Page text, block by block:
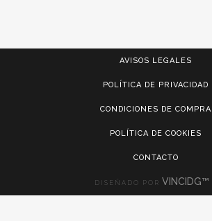
AVISOS LEGALES
POLÍTICA DE PRIVACIDAD
CONDICIONES DE COMPRA
POLÍTICA DE COOKIES
CONTACTO
DISEÑADO POR VINCIDG™